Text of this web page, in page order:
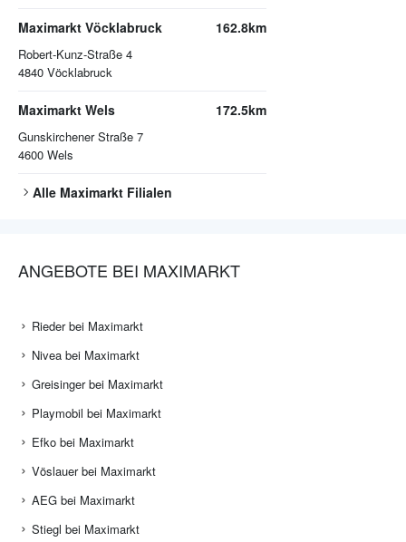
Maximarkt Vöcklabruck
Robert-Kunz-Straße 4
4840 Vöcklabruck
162.8km
Maximarkt Wels
Gunskirchener Straße 7
4600 Wels
172.5km
Alle Maximarkt Filialen
ANGEBOTE BEI MAXIMARKT
Rieder bei Maximarkt
Nivea bei Maximarkt
Greisinger bei Maximarkt
Playmobil bei Maximarkt
Efko bei Maximarkt
Vöslauer bei Maximarkt
AEG bei Maximarkt
Stiegl bei Maximarkt